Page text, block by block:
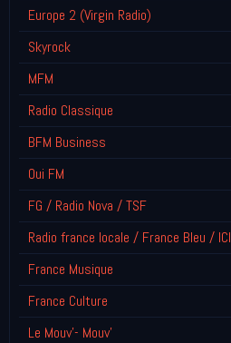
Europe 2 (Virgin Radio)
Skyrock
MFM
Radio Classique
BFM Business
Oui FM
FG / Radio Nova / TSF
Radio france locale / France Bleu / ICI
France Musique
France Culture
Le Mouv'- Mouv'